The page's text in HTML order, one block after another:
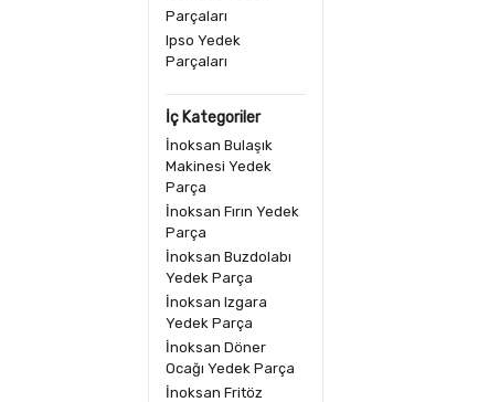
Parçaları
Ipso Yedek
Parçaları
İç Kategoriler
İnoksan Bulaşık
Makinesi Yedek
Parça
İnoksan Fırın Yedek
Parça
İnoksan Buzdolabı
Yedek Parça
İnoksan Izgara
Yedek Parça
İnoksan Döner
Ocağı Yedek Parça
İnoksan Fritöz